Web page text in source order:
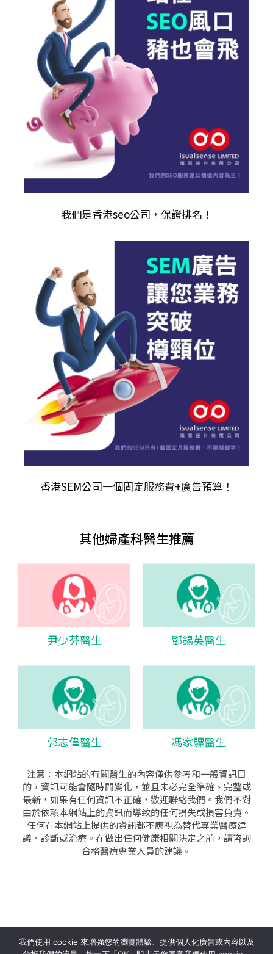
我們是香港seo公司 ，保證排名！
香港SEM公司一個固定服務費+廣告預算！
其他婦產科醫生推薦
尹少芬醫生 鄧錫英醫生
郭志偉醫生 馮家驃醫生
注意：本網站的有關醫生的內容僅供參考和一般資訊目
的，資訊可能會隨時間變化，並且未必完全準確、完整或
最新，如果有任何資訊不正確，歡迎聯絡我們。我們不對
由於依賴本網站上的資訊而導致的任何損失或損害負責。
任何在本網站上提供的資訊都不應視為替代專業醫療建
議、診斷或治療。在做出任何健康相關決定之前，請咨詢
合格醫療專業人員的建議。
seo公司|sem公司|網頁設計|網頁設計公司by isualsense
我們使用 cookie 來增強您的瀏覽體驗、提供個人化廣告或內容以及